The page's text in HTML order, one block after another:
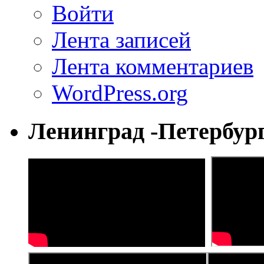
Войти
Лента записей
Лента комментариев
WordPress.org
Ленинград -